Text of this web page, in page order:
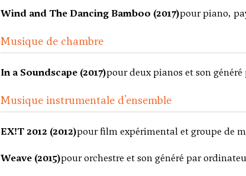
Wind and The Dancing Bamboo (2017)pour piano,
Musique de chambre
In a Soundscape (2017)pour deux pianos et son
Musique instrumentale d'ensemble
EX!T 2012 (2012)pour film expérimental et groupe de
Weave (2015)pour orchestre et son généré par